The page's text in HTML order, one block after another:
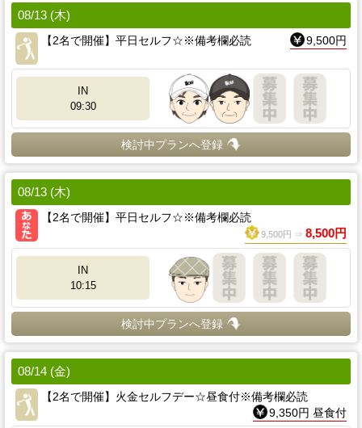
08/13 (木)
【2名で開催】平日セルフ☆※備考欄必読
9,500円
IN
09:30
検討中プランへ登録
08/13 (木)
【2名で開催】平日セルフ☆※備考欄必読
9,500円 ⇒ 8,500円
IN
10:15
検討中プランへ登録
08/14 (金)
【2名で開催】火金セルフデー☆昼食付※備考欄必読
9,350円 昼食付